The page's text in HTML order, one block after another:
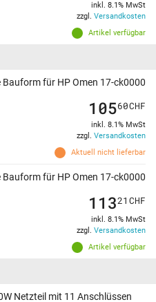
Artikel verfügbar
inkl. 8.1% MwSt
zzgl. Versandkosten
für HP Omen 17-ck0000
Aktuell nicht lieferbar
10560CHF
inkl. 8.1% MwSt
zzgl. Versandkosten
für HP Omen 17-ck0000
Artikel verfügbar
11321 CHF
inkl. 8.1% MwSt
zzgl. Versandkosten
Netzteil mit 11 Anschlüssen